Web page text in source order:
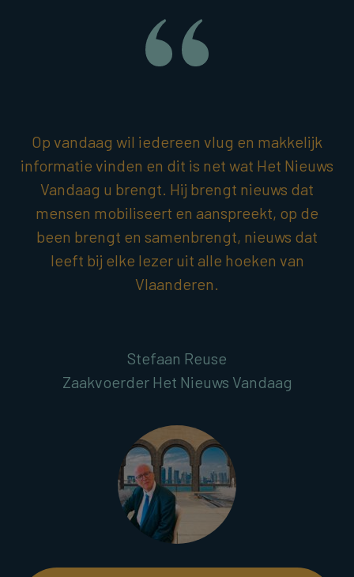
Op vandaag wil iedereen vlug en makkelijk
informatie vinden en dit is net wat Het Nieuws
Vandaag u brengt. Hij brengt nieuws dat
mensen mobiliseert en aanspreekt, op de
been brengt en samenbrengt, nieuws dat
leeft bij elke lezer uit alle hoeken van
Vlaanderen.
Stefaan Reuse
Zaakvoerder Het Nieuws Vandaag